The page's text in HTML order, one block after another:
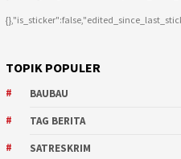
TOPIK POPULER
BAUBAU
TAG BERITA
SATRESKRIM